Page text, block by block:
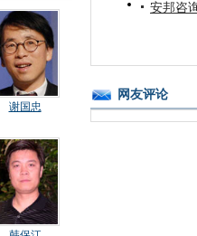
谢国忠
安邦咨
网友评论